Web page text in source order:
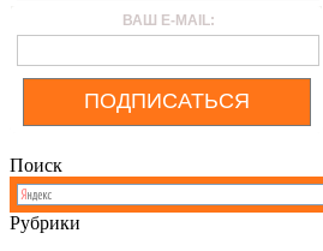
ВАШ E-MAIL:
ПОДПИСАТЬСЯ
Поиск
Рубрики